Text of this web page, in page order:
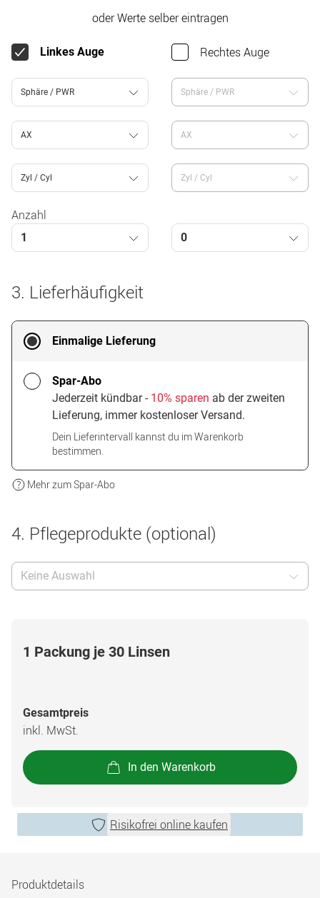
oder Werte selber eintragen
Linkes Auge Rechtes Auge
Sphäre / PWR Sphäre / PWR
AX AX
Zyl / Cyl Zyl / Cyl
Anzahl
1 0
3. Lieferhäufigkeit
Einmalige Lieferung
Spar-Abo
Jederzeit kündbar - 10% sparen ab der zweiten
Lieferung, immer kostenloser Versand.
Dein Lieferintervall kannst du im Warenkorb
bestimmen.
Mehr zum Spar-Abo
4. Pflegeprodukte (optional)
Keine Auswahl
1 Packung je 30 Linsen
Gesamtpreis
inkl. MwSt.
In den Warenkorb
Risikofrei online kaufen
Produktdetails